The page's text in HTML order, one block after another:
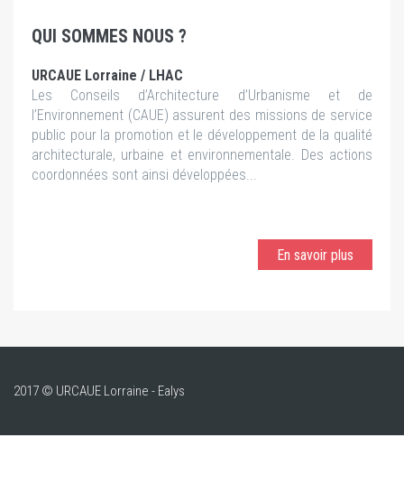
QUI SOMMES NOUS ?
URCAUE Lorraine / LHAC
Les Conseils d’Architecture d’Urbanisme et de
l’Environnement (CAUE) assurent des missions de service
public pour la promotion et le développement de la qualité
architecturale, urbaine et environnementale. Des actions
coordonnées sont ainsi développées...
En savoir plus
2017 © URCAUE Lorraine - Ealys